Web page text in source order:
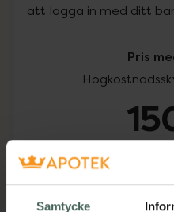
Samtycke
att logga in med ditt
Pris
Köp via